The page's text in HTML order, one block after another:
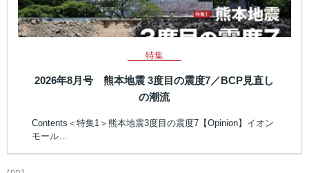
特集
2026年8月号 熊本地震 3度目の震度7／BCP見直し
の潮流
Contents＜特集1＞熊本地震3度目の震度7【Opinion】イオン
モール…